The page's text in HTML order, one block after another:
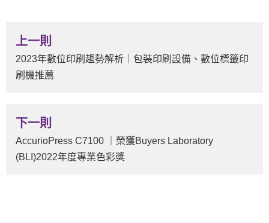
上一則
2023年數位印刷趨勢解析｜包裝印刷設備、數位標籤印
刷機推薦
AccurioPress C7100 ｜榮獲Buyers Laboratory
(BLI)2022年度專業色彩獎
下一則